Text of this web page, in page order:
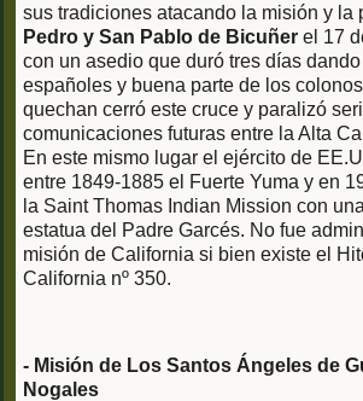
sus tradiciones atacando la misión y la
Pedro y San Pablo de Bicuñer el 17
con un asedio que duró tres días
españoles y buena parte de los
quechan cerró este cruce y paralizó
comunicaciones futuras entre la Alta
En este mismo lugar el ejército de
entre 1849-1885 el Fuerte Yuma y en
la Saint Thomas Indian Mission con
estatua del Padre Garcés. No fue
misión de California si bien existe el
California nº 350.
- Misión de Los Santos Ángeles de
Nogales